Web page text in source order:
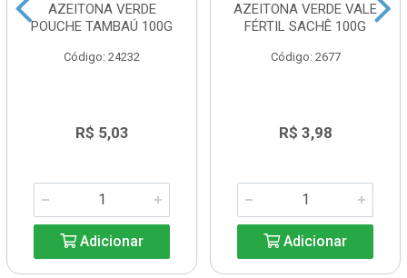
AZEITONA VERDE
POUCHE TAMBAÚ 100G
Código: 24232
R$ 5,03
Adicionar
AZEITONA VERDE VALE
FÉRTIL SACHÊ 100G
Código: 2677
R$ 3,98
Adicionar